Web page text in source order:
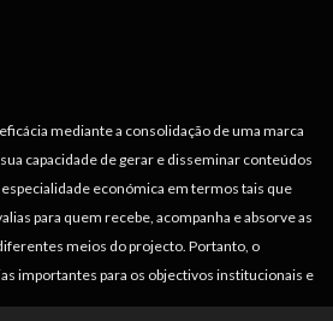
mediante a consolidação de uma marca
capacidade de gerar e disseminar conteúdos
económica em termos tais que
para quem recebe, acompanha e absorve as
meios do projecto. Portanto, o
importantes para os objectivos institucionais e